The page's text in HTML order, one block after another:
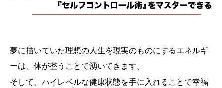
夢に描いていた理想の人生を現実のものにするエネルギ
ーは、体が整うことで湧いてきます。
そして、ハイレベルな健康状態を手に入れることで幸福